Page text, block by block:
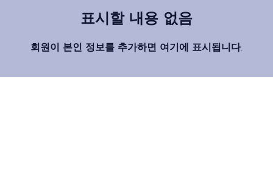
표시할 내용 없음
회원이 본인 정보를 추가하면 여기에 표시됩니다.